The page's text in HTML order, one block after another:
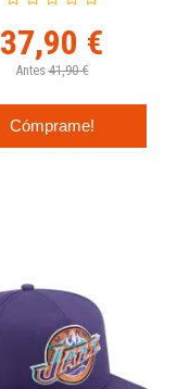
37,90 €
Antes 41,90 €
Cómprame!